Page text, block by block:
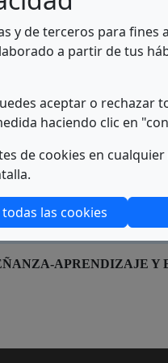
y de terceros para fines
a partir de tus
aceptar o rechazar
haciendo clic en
de cookies en
todas las cookies
Ir a la web del
Y PERMANENCIA
APRENDIZAJE Y